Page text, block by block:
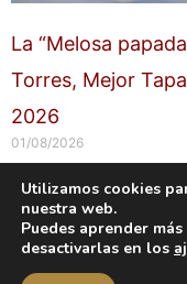
La “Melosa
Torres, Mejor
2026
01/08/2026
Copyright © 2026
Sitio web protegido por
Utilizamos cookies
nuestra web.
Puedes aprender
desactivarlas en los